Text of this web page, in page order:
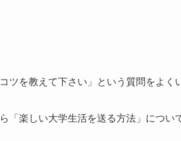
を教えて下さい」という質問をよく
楽しい大学生活を送る方法」につい